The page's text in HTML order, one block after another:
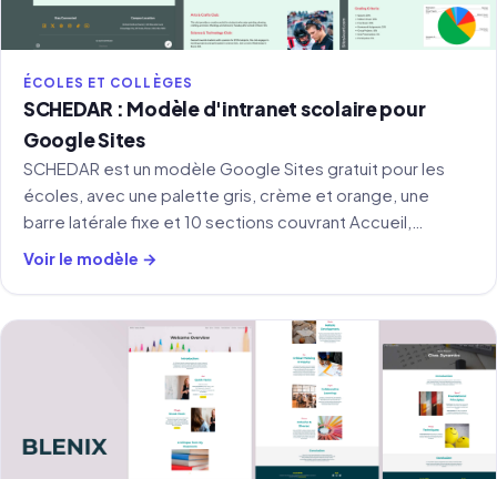
ÉCOLES ET COLLÈGES
SCHEDAR : Modèle d'intranet scolaire pour
Google Sites
SCHEDAR est un modèle Google Sites gratuit pour les
écoles, avec une palette gris, crème et orange, une
barre latérale fixe et 10 sections couvrant Accueil,
Enseignants, Projets, Forum, Galerie et plus encore.
Voir le modèle →